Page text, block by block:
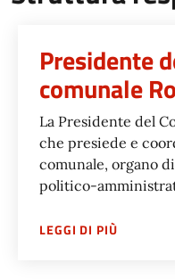
Presidente
comunale
La Presidente del
che presiede e
comunale, organo
politico-
LEGGI DI PIÙSU